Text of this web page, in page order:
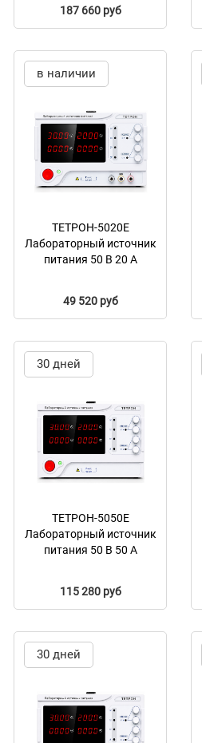
187 660 руб
в наличии
ТЕТРОН-5020Е
Лабораторный источник
питания 50 В 20 А
49 520 руб
30 дней
ТЕТРОН-5050Е
Лабораторный источник
питания 50 В 50 А
115 280 руб
30 дней